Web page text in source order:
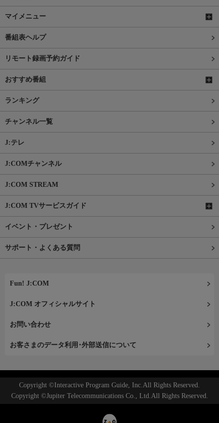
マイメニュー
番組表ヘルプ
リモート録画予約ガイド
おすすめ番組
ランキング
チャンネル一覧
J:テレ
J:COMチャンネル
J:COM STREAM
J:COM TVサービスガイド
イベント・プレゼント
サポート・よくある質問
Fun! J:COM
J:COM オフィシャルサイト
お問い合わせ
お客さまのデータ利用･外部送信について
Copyright ©Interactive Program Guide, Inc.All Rights Reserved.
Copyright ©Jupiter Telecommunications Co., Ltd.All Rights Reserved.